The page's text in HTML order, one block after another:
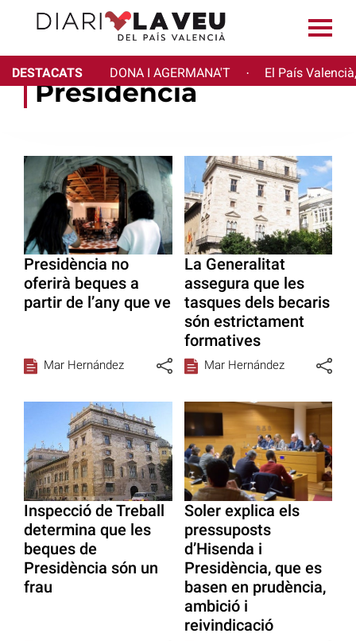
DESTACATS DONA I AGERMANA'T · El País
Presidència
Presidència no
oferirà beques a
partir de l’any que ve
Mar Hernández
La Generalitat
assegura que les
tasques dels becaris
són estrictament
formatives
Mar Hernández
Inspecció de Treball
determina que les
beques de
Presidència són un
frau
Soler explica els
pressuposts
d’Hisenda i
Presidència, que es
basen en prudència,
ambició i
reivindicació